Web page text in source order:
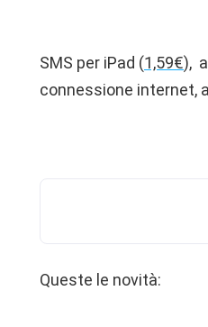
SMS per iPad (1,59€),
connessione internet,
Queste le novità: